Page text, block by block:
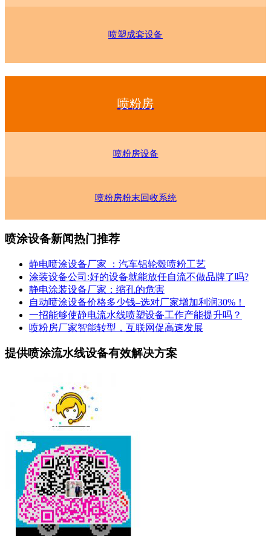
喷塑成套设备
喷粉房
喷粉房设备
喷粉房粉末回收系统
喷涂设备新闻热门推荐
静电喷涂设备厂家 ：汽车铝轮毂喷粉工艺
涂装设备公司:好的设备就能放任自流不做品牌了吗?
静电涂装设备厂家：缩孔的危害
自动喷涂设备价格多少钱–选对厂家增加利润30%！
一招能够使静电流水线喷塑设备工作产能提升吗？
喷粉房厂家智能转型，互联网促高速发展
提供喷涂流水线设备有效解决方案